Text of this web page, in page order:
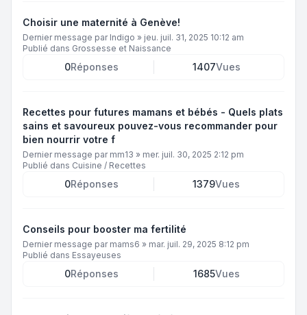
Choisir une maternité à Genève!
Dernier message par Indigo » jeu. juil. 31, 2025 10:12 am
Publié dans Grossesse et Naissance
0Réponses 1407Vues
Recettes pour futures mamans et bébés - Quels plats
sains et savoureux pouvez-vous recommander pour
bien nourrir votre f
Dernier message par mm13 » mer. juil. 30, 2025 2:12 pm
Publié dans Cuisine / Recettes
0Réponses 1379Vues
Conseils pour booster ma fertilité
Dernier message par mams6 » mar. juil. 29, 2025 8:12 pm
Publié dans Essayeuses
0Réponses 1685Vues